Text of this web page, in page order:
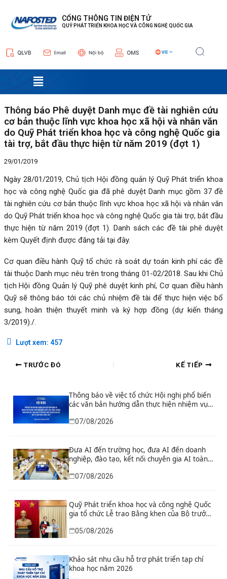
CỔNG THÔNG TIN ĐIỆN TỬ
QUỸ PHÁT TRIỂN KHOA HỌC VÀ CÔNG NGHỆ QUỐC GIA
Menu
Thông báo Phê duyệt Danh mục đề tài nghiên cứu
cơ bản thuộc lĩnh vực khoa học xã hội và nhân văn
do Quỹ Phát triển khoa học và công nghệ Quốc gia
tài trợ, bắt đầu thực hiện từ năm 2019 (đợt 1)
29/01/2019
Ngày 28/01/2019, Chủ tịch Hội đồng quản lý Quỹ Phát triển khoa
học và công nghệ Quốc gia đã phê duyệt Danh mục gồm 37 đề
tài nghiên cứu cơ bản thuộc lĩnh vực khoa học xã hội và nhân văn
do Quỹ Phát triển khoa học và công nghệ Quốc gia tài trợ, bắt đầu
thực hiện từ năm 2019 (đợt 1). Danh sách các đề tài phê duyệt
kèm Quyết định được đăng tải tại đây.
Cơ quan điều hành Quỹ tổ chức rà soát dự toán kinh phí các đề
tài thuộc Danh mục nêu trên trong tháng 01-02/2018. Sau khi Chủ
tịch Hội đồng Quản lý Quỹ phê duyệt kinh phí, Cơ quan điều hành
Quỹ sẽ thông báo tới các chủ nhiệm đề tài để thực hiện việc bổ
sung, hoàn thiện thuyết minh và ký hợp đồng (dự kiến tháng
3/2019)./.
Lượt xem: 457
hướng
bài
TRƯỚC ĐÓ KẾ TIẾP
Thông báo về việc tổ chức Hội nghị phổ biến
các văn bản hướng dẫn thực hiện nhiệm vụ
nghiên cứu và phát triển công nghệ chiến
lược thuộc Chương trình khoa học, công
07/08/2026
Đưa AI đến trường học, đưa AI đến doanh
nghiệp, đào tạo, kết nối chuyên gia AI toàn
cầu
07/08/2026
Quỹ Phát triển khoa học và công nghệ Quốc
gia tổ chức Lễ trao Bằng khen của Bộ trưởng
nhân có thành tích xuất sắc
05/08/2026
Khảo sát nhu cầu hỗ trợ phát triển tạp chí
khoa học năm 2026